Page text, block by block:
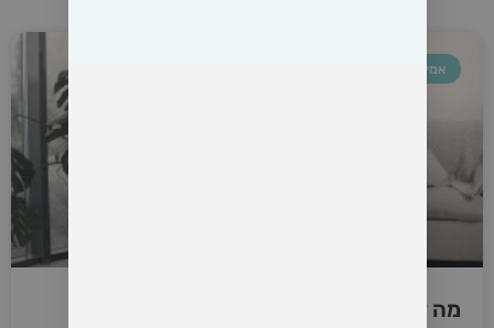
אמיתי מגד
מה זה טיפול זוגי מבוסס מובחנות?